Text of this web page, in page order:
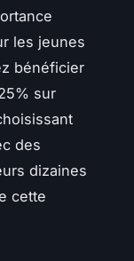
les jeunes
bénéficier
sur
des
dizaines
cette